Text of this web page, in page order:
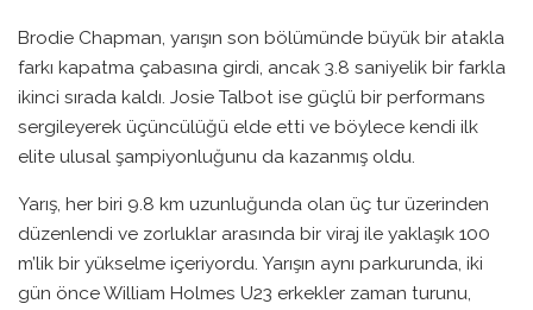
Brodie Chapman, yarışın son bölümünde büyük bir atakla
farkı kapatma çabasına girdi, ancak 3.8 saniyelik bir farkla
ikinci sırada kaldı. Josie Talbot ise güçlü bir performans
sergileyerek üçüncülüğü elde etti ve böylece kendi ilk
elite ulusal şampiyonluğunu da kazanmış oldu.
Yarış, her biri 9.8 km uzunluğunda olan üç tur üzerinden
düzenlendi ve zorluklar arasında bir viraj ile yaklaşık 100
m’lik bir yükselme içeriyordu. Yarışın aynı parkurunda, iki
gün önce William Holmes U23 erkekler zaman turunu,